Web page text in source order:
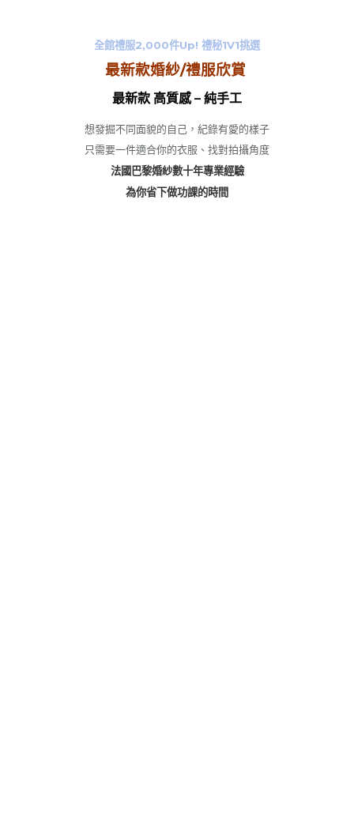
全館禮服2,000件Up! 禮秘1V1挑選
最新款婚紗/禮服欣賞
最新款 高質感 – 純手工
想發掘不同面貌的自己，紀錄有愛的樣子
只需要一件適合你的衣服、找對拍攝角度
法國巴黎婚紗數十年專業經驗
為你省下做功課的時間